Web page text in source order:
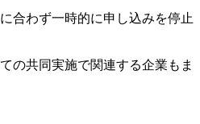
合わず一時的に申し込みを停止
の共同実施で関連する企業もま